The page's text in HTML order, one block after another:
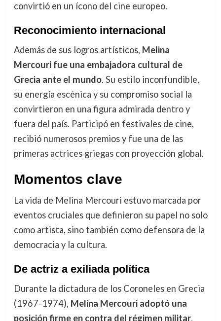
convirtió en un ícono del cine europeo.
Reconocimiento internacional
Además de sus logros artísticos, Melina
Mercouri fue una embajadora cultural de
Grecia ante el mundo. Su estilo inconfundible,
su energía escénica y su compromiso social la
convirtieron en una figura admirada dentro y
fuera del país. Participó en festivales de cine,
recibió numerosos premios y fue una de las
primeras actrices griegas con proyección global.
Momentos clave
La vida de Melina Mercouri estuvo marcada por
eventos cruciales que definieron su papel no solo
como artista, sino también como defensora de la
democracia y la cultura.
De actriz a exiliada política
Durante la dictadura de los Coroneles en Grecia
(1967-1974), Melina Mercouri adoptó una
posición firme en contra del régimen militar.